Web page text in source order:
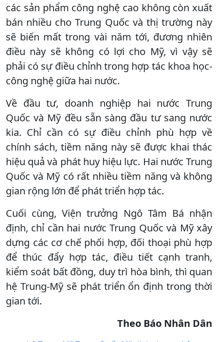
các sản phẩm công nghệ cao không còn xuất
bán nhiều cho Trung Quốc và thị trường này
sẽ biến mất trong vài năm tới, đương nhiên
điều này sẽ không có lợi cho Mỹ, vì vậy sẽ
phải có sự điều chỉnh trong hợp tác khoa học-
công nghệ giữa hai nước.
Về đầu tư, doanh nghiệp hai nước Trung
Quốc và Mỹ đều sẵn sàng đầu tư sang nước
kia. Chỉ cần có sự điều chỉnh phù hợp về
chính sách, tiềm năng này sẽ được khai thác
hiệu quả và phát huy hiệu lực. Hai nước Trung
Quốc và Mỹ có rất nhiều tiềm năng và không
gian rộng lớn để phát triển hợp tác.
Cuối cùng, Viện trưởng Ngô Tâm Bá nhận
định, chỉ cần hai nước Trung Quốc và Mỹ xây
dựng các cơ chế phối hợp, đối thoại phù hợp
để thúc đẩy hợp tác, điều tiết cạnh tranh,
kiểm soát bất đồng, duy trì hòa bình, thì quan
hệ Trung-Mỹ sẽ phát triển ổn định trong thời
gian tới.
Theo Báo Nhân Dân